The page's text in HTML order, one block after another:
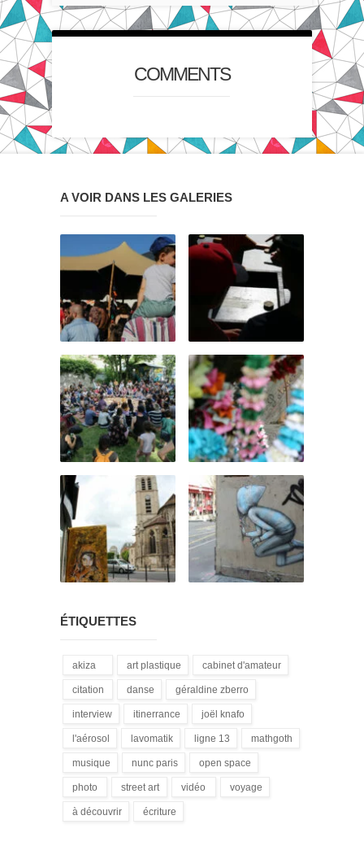
COMMENTS
A VOIR DANS LES GALERIES
ÉTIQUETTES
akiza
(21)
art plastique
(28)
cabinet d'amateur
(12)
citation
(18)
danse
(1)
géraldine zberro
interview
(15)
itinerrance
(16)
joël knafo
(3)
l'aérosol
(14)
lavomatik
(31)
ligne 13
(4)
mathgoth
musique
(13)
nunc paris
(5)
open space
photo
(3)
street art
(172)
vidéo
voyage
à découvrir
écriture